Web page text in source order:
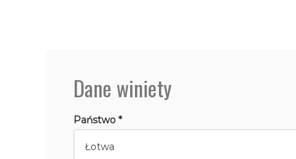
Dane winiety
Państwo *